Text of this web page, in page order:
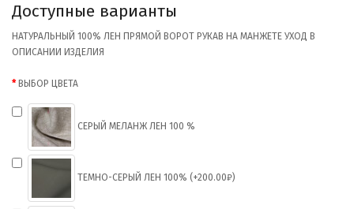
Доступные варианты
НАТУРАЛЬНЫЙ 100% ЛЕН ПРЯМОЙ ВОРОТ РУКАВ НА МАНЖЕТЕ УХОД В
ОПИСАНИИ ИЗДЕЛИЯ
ВЫБОР ЦВЕТА
СЕРЫЙ МЕЛАНЖ ЛЕН 100 %
ТЕМНО-СЕРЫЙ ЛЕН 100% (+200.00₽)